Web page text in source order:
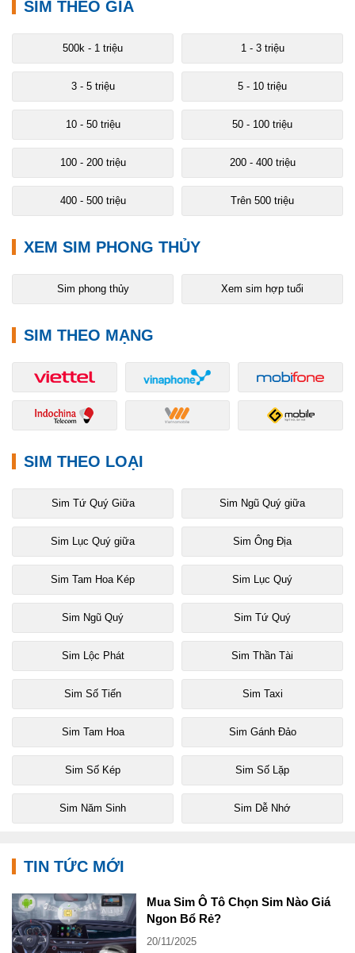
SIM THEO GIÁ
500k - 1 triệu 1 - 3 triệu
3 - 5 triệu 5 - 10 triệu
10 - 50 triệu 50 - 100 triệu
100 - 200 triệu 200 - 400 triệu
400 - 500 triệu Trên 500 triệu
XEM SIM PHONG THỦY
Sim phong thủy Xem sim hợp tuổi
SIM THEO MẠNG
SIM THEO LOẠI
Sim Tứ Quý Giữa Sim Ngũ Quý giữa
Sim Lục Quý giữa Sim Ông Địa
Sim Tam Hoa Kép Sim Lục Quý
Sim Ngũ Quý Sim Tứ Quý
Sim Lộc Phát Sim Thần Tài
Sim Số Tiến Sim Taxi
Sim Tam Hoa Sim Gánh Đảo
Sim Số Kép Sim Số Lặp
Sim Năm Sinh Sim Dễ Nhớ
TIN TỨC MỚI
Mua Sim Ô Tô Chọn Sim Nào Giá
Ngon Bổ Rẻ?
20/11/2025